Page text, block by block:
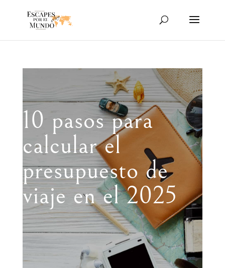
10 pasos para
calcular el
presupuesto de
viaje en el 2025